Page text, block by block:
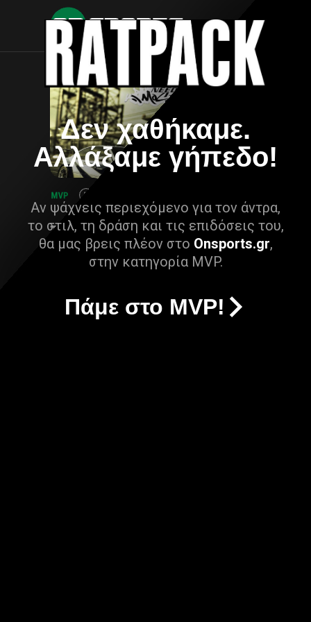
Δεν χαθήκαμε.
Αλλάξαμε γήπεδο!
Αν ψάχνεις περιεχόμενο για τον άντρα,
το στιλ, τη δράση και τις επιδόσεις του,
θα μας βρεις πλέον στο Onsports.gr,
στην κατηγορία MVP.
Πάμε στο MVP!